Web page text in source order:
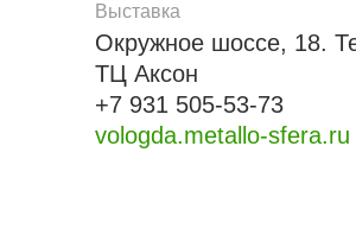
Выставка
Окружное шоссе, 18.
ТЦ Аксон
+7 931 505-53-73
vologda.metallo-sfera.ru